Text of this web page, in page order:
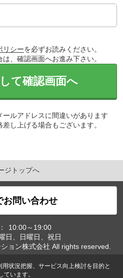
リシーを必ずお読みください。
、確認画面へお進み下さい。
て確認画面へ
ルアドレスに間違いがあります
し上げる場合もございます。
ジトップへ
お問い合わせ
10:00～19:00
日、日曜日、祝日
ョン株式会社 All rights reserved.
状況把握、サービス向上検討を目的と
います。